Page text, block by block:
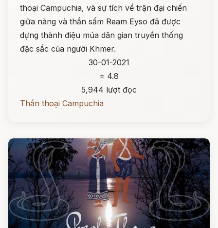
thoại Campuchia, và sự tích về trận đại chiến
giữa nàng và thần sấm Ream Eyso đã được
dựng thành điệu múa dân gian truyền thống
đặc sắc của người Khmer.
30-01-2021
⭐ 4.8
5,944 lượt đọc
Thần thoại Campuchia